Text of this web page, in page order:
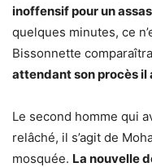
inoffensif pour un
quelques minutes, ce
Bissonnette
attendant son procès il
Le second homme qui
relâché, il s’agit de
mosquée. La nouvelle